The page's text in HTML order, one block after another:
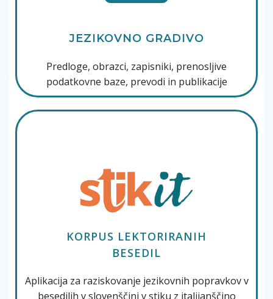
JEZIKOVNO GRADIVO
Predloge, obrazci, zapisniki, prenosljive
podatkovne baze, prevodi in publikacije
KORPUS LEKTORIRANIH
BESEDIL
Aplikacija za raziskovanje jezikovnih popravkov v
besedilih v slovenščini v stiku z italijanščino